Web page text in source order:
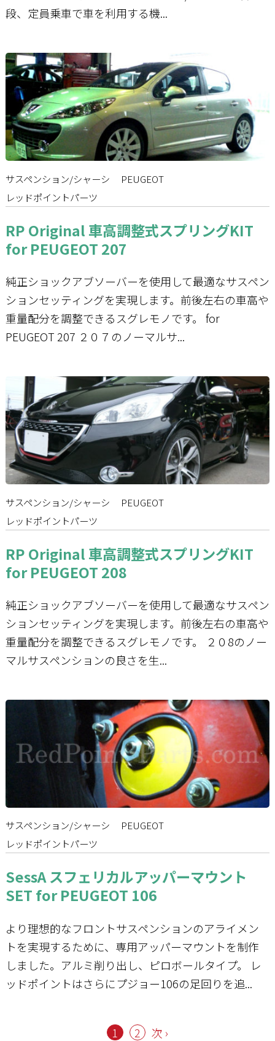
段、定員乗車で車を利用する機...
サスペンション/シャーシ
PEUGEOT
レッドポイントパーツ
RP Original 車高調整式スプリングKIT
for PEUGEOT 207
純正ショックアブソーバーを使用して最適なサスペン
ションセッティングを実現します。前後左右の車高や
重量配分を調整できるスグレモノです。 for
PEUGEOT 207 ２０７のノーマルサ...
サスペンション/シャーシ
PEUGEOT
レッドポイントパーツ
RP Original 車高調整式スプリングKIT
for PEUGEOT 208
純正ショックアブソーバーを使用して最適なサスペン
ションセッティングを実現します。前後左右の車高や
重量配分を調整できるスグレモノです。 ２０8のノー
マルサスペンションの良さを生...
サスペンション/シャーシ
PEUGEOT
レッドポイントパーツ
SessA スフェリカルアッパーマウント
SET for PEUGEOT 106
より理想的なフロントサスペンションのアライメン
トを実現するために、専用アッパーマウントを制作
しました。アルミ削り出し、ピロボールタイプ。 レ
ッドポイントはさらにプジョー106の足回りを追...
1 2 次 ›